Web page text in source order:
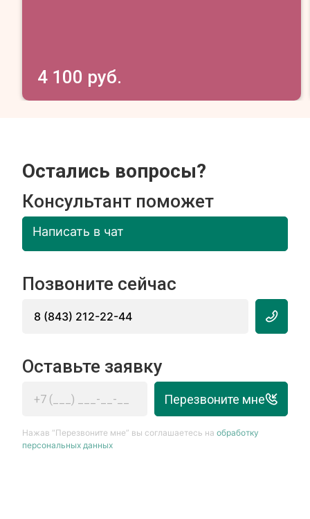
4 100 руб.
Остались вопросы?
Консультант поможет
Написать в чат
Позвоните сейчас
8 (843) 212-22-44
Оставьте заявку
Перезвоните мне
Нажав “Перезвоните мне” вы соглашаетесь наобработку
персональных данных